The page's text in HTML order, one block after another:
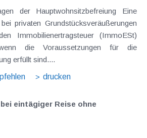
der Hauptwohnsitzbefreiung Eine
privaten Grundstücksveräußerungen
Immobilienertragsteuer (ImmoESt)
die Voraussetzungen für die
erfüllt sind....
drucken
eintägiger Reise ohne